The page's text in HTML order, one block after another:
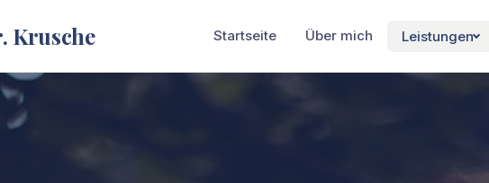
Krusche Startseite Über mich Leistungen